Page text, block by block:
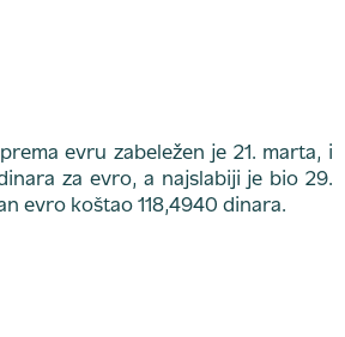
evru zabeležen je 21. marta, i
za evro, a najslabiji je bio 29.
evro koštao 118,4940 dinara.